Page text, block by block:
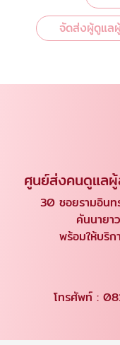
จัดส่งผู้ดูแล
ศูนย์ส่งคนดูแล
30 ซอยรามอิน
คันนายา
พร้อมให้บริ
โทรศัพท์ :